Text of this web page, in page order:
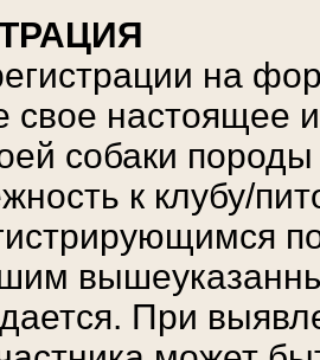
на
свое настоящее
собаки
к клубу/
При